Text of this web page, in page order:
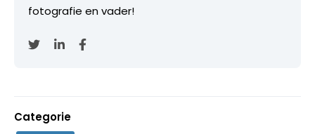
fotografie en vader!
Categorie